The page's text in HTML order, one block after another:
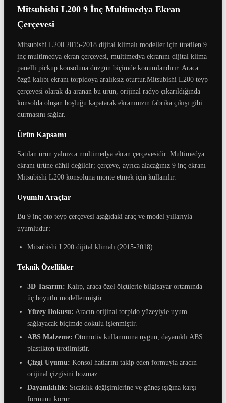
Mitsubishi L200 9 İnç Multimedya Ekran
Çerçevesi
Mitsubishi L200 2015-2018 dijital klimalı modeller için üretilen 9
inç multimedya ekran çerçevesi, multimedya ekranını dijital klima
panelli pickup konsoluna düzgün biçimde konumlandırır. Araca
özgü kalıbı ekranı torpidoya aralıksız oturtur.Mitsubishi L200 teyp
çerçevesi olarak da aranan bu ürün, orijinal radyo çıkarıldığında
konsolda oluşan boşluğu kapatarak ekranınızın fabrika çıkışı gibi
durmasını sağlar.
Ürün Kapsamı
Satılan ürün yalnızca multimedya ekran çerçevesidir. Multimedya
ekranı ürüne dâhil değildir; çerçeve, ayrıca alacağınız 9 inç ekranı
Mitsubishi L200 konsoluna monte etmek için kullanılır.
Uyumlu Araçlar
Bu 9 inç oto teyp çerçevesi aşağıdaki araç ve model yıllarıyla
uyumludur:
Mitsubishi L200 dijital klimalı (2015-2018)
Teknik Özellikler
3D Tasarım: Kalıp, araca özel ölçülerle bilgisayar ortamında
üç boyutlu modellenmiştir.
Yüzey Dokusu: Aracın orijinal torpido yüzeyiyle uyum
sağlayacak biçimde dokulu işlenmiştir.
ABS Malzeme: Otomotiv kullanımına uygun, dayanıklı ABS
plastikten üretilmiştir.
Çizgi Uyumu: Konsol hatlarını takip eden formuyla aracın
orijinal çizgisini bozmaz.
Dayanıklılık: Sıcaklık değişimlerine ve güneş ışığına karşı
formunu korur.